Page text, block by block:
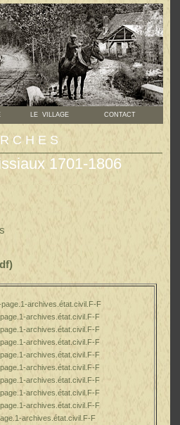
LE VILLAGE CONTACT
1701-1806
archives.état.civil.F-F
archives.état.civil.F-F
archives.état.civil.F-F
archives.état.civil.F-F
archives.état.civil.F-F
archives.état.civil.F-F
archives.état.civil.F-F
archives.état.civil.F-F
archives.état.civil.F-F
archives.état.civil.F-F